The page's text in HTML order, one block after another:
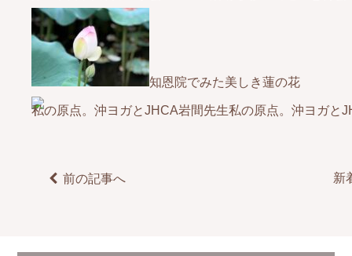
知恩院でみた美しき蓮の花
私の原点。沖ヨガと
前の記事へ 新